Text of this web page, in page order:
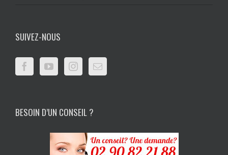
SUIVEZ-NOUS
BESOIN D’UN CONSEIL ?